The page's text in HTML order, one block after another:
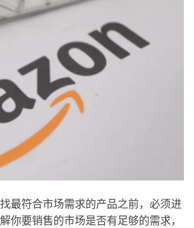
最符合市场需求的产品之前，必须进
你要销售的市场是否有足够的需求，